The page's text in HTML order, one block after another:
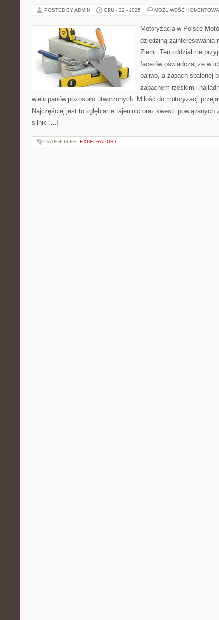
POSTED BY ADMIN GRU - 22 - 2025 MOŻLIWOŚĆ
Motoryzacja w Polsce
dziedziną zainteresowania
Ziemi. Ten oddział nie
facetów oświadcza, że w
paliwo, a zapach spalonej
zapachem rześkim i
wielu panów pozostało utworzonych. Miłość do motoryzacji
Najczęściej jest to zgłębianie tajemnic oraz kwestii
silnik […]
CATEGORIES: EXCELRAPORT